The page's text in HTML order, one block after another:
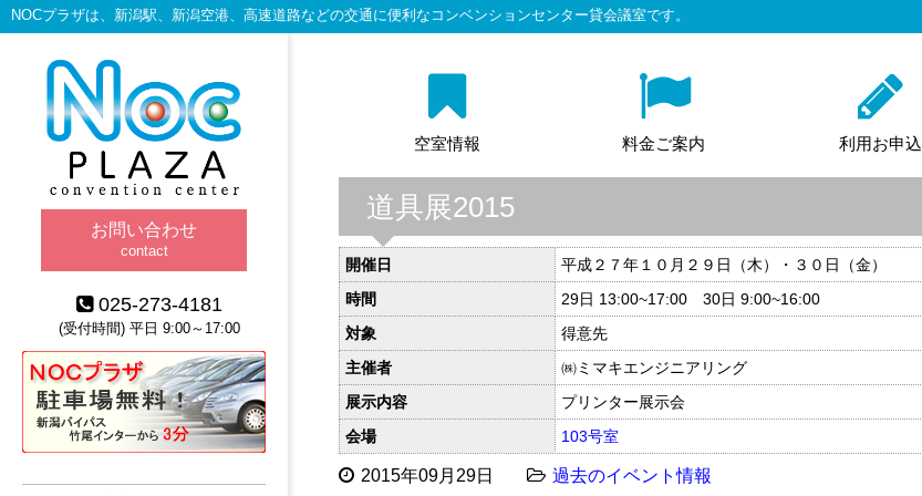
NOCプラザは、新潟駅、新潟空港、高速道路などの交通に便利なコンベンションセンター貸会議室です。
空室情報 料金ご案内 利用お申込
道具展2015
開催日
平成２７年１０月２９日（木）・３０日（金）
時間
29日 13:00~17:00 30日 9:00~16:00
対象
得意先
主催者
㈱ミマキエンジニアリング
展示内容
プリンター展示会
会場
103号室
2015年09月29日 過去のイベント情報
お問い合わせ
contact
025-273-4181
(受付時間) 平日 9:00～17:00